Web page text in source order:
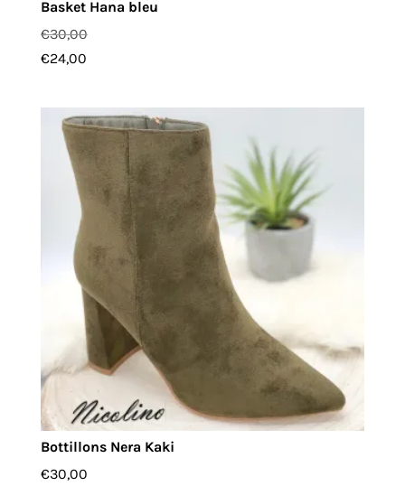
Basket Hana bleu
€30,00
€24,00
Bottillons Nera Kaki
€30,00